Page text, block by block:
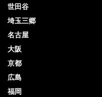
世田谷
埼玉三郷
名古屋
大阪
京都
広島
福岡